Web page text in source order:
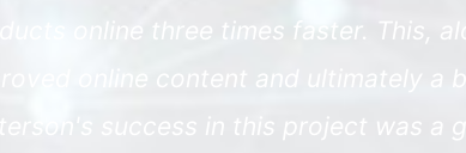
the P360 data quality &
customer experience. Infoverity's
They listened to our unique